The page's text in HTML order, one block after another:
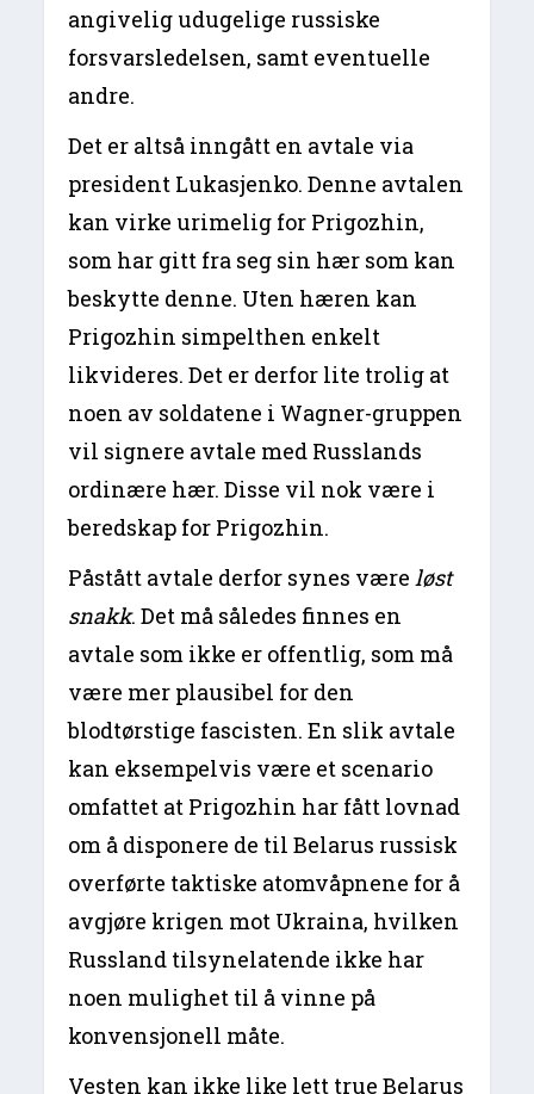
angivelig udugelige russiske
forsvarsledelsen, samt eventuelle
andre.
Det er altså inngått en avtale via
president Lukasjenko. Denne avtalen
kan virke urimelig for Prigozhin,
som har gitt fra seg sin hær som kan
beskytte denne. Uten hæren kan
Prigozhin simpelthen enkelt
likvideres. Det er derfor lite trolig at
noen av soldatene i Wagner-gruppen
vil signere avtale med Russlands
ordinære hær. Disse vil nok være i
beredskap for Prigozhin.
Påstått avtale derfor synes væreløst
snakk. Det må således finnes en
avtale som ikke er offentlig, som må
være mer plausibel for den
blodtørstige fascisten. En slik avtale
kan eksempelvis være et scenario
omfattet at Prigozhin har fått lovnad
om å disponere de til Belarus russisk
overførte taktiske atomvåpnene for å
avgjøre krigen mot Ukraina, hvilken
Russland tilsynelatende ikke har
noen mulighet til å vinne på
konvensjonell måte.
Vesten kan ikke like lett true Belarus